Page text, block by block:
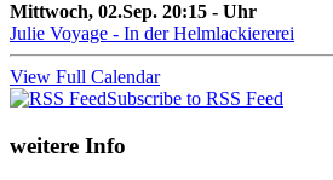
Mittwoch, 02.Sep. 20:15 - Uhr
Julie Voyage - In der Helmlackiererei
View Full Calendar
Subscribe to RSS Feed
weitere Info